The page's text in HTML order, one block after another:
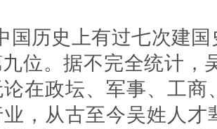
历史上有过七次建国
九位。据不完全统计，
在政坛、军事、工商
业，从古至今吴姓人才